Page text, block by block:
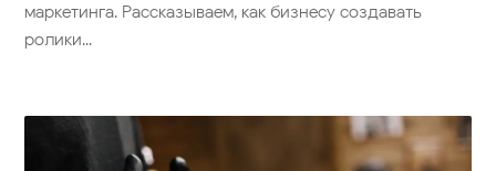
маркетинга. Рассказываем, как бизнесу создавать
ролики...